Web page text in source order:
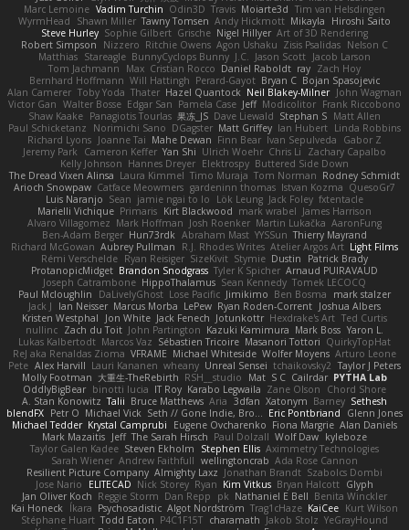
Marc Lemoine Vadim Turchin Odin3D Travis Moiarte3d Tim van Helsdingen
WyrmHead
Shawn Miller Tawny Tomsen Andy Hickmott Mikayla
Hiroshi Saito
Steve Hurley Sophie Gilbert Grische Nigel Hillyer Art of 3D Rendering
Robert Simpson
Nizzero Ritchie Owens Agon Ushaku Zisis Psalidas Nelson C
Matthias Stareagle BunnyCyclops Bunny J.C. Jason Scott Jacob Larson
Tom Jachmann
Max Cristian Rocco Daniel Raboldt ray Zach Hoy
Bernhard Hoffmann Will Hattingh Perard-Gayot Bryan C Bojan Spasojevic
Alan Camerer Toby Yoda Thater Hazel Quantock Neil Blakey-Milner John Wagman
Victor Gan Walter Bosse Edgar San Pamela Case Jeff Modicolitor Frank Riccobono
Shaw Kaake Panagiotis Tourlas 果冻_JS Dave Liewald Stephan S Matt Allen
Paul Schicketanz
Norimichi Sano DGagster Matt Griffey Ian Hubert Linda Robbins
Richard Lyons Joanne Tai Mahe Dewan Finn Bear Ivan Sepulveda
Gabor Z
Jeremy Park
Cameron Keffer Yan Shi Ulrich Woehr Chris Li
Zachary Capalbo
Kelly Johnson Hannes Dreyer Elektrospy Buttered Side Down
The Dread Vixen Alinsa Laura Kimmel Timo Muraja Tom Norman Rodney Schmidt
Arioch Snowpaw Catface Meowmers gardeninn thomas Istvan Kozma QuesoGr7
Luis Naranjo Sean jamie ngai to lo Lök Leung Jack Foley fxtentacle
Marielli Vichique Primaris Kirt Blackwood mark wrabel James Harrison
Alvaro Villagomez Mark Hoffman Josh Roenker Martin Lukačka AaronFung
Ben-Adam Berger Hun73rdk Abraham Mast YYSSun Thierry Mayrand
Richard McGowan Aubrey Pullman R.J. Rhodes Writes Atelier Argos Art Light Films
Rémi Verschelde Ryan Reisiger SizeKivit Stymie Dustin
Patrick Brady
ProtanopicMidget Brandon Snodgrass Tyler K Spicher Arnaud PUIRAVAUD
Joseph Catrambone HippoThalamus Sean Kennedy Tomek LECOCQ
Paul Mcloughlin
DaLivelyGhost Lose Pacific Jimikimo Ben Bosma
mark stalzer
Jack J
Ian Neisser Marcus Morba LePew Ryan Roden-Corrent Joshua Albers
Kristen Westphal
Jon White Jack Fenech Jotunkottr Hexdrake's Art Ted Curtis
nullinc Zach du Toit John Partington Kazuki Kamimura Mark Boss Yaron L.
Lukas Kalbertodt Marcos Vaz Sébastien Tricoire Masanori Tottori QuirkyTopHat
ReJ aka Renaldas Zioma VFRAME Michael Whiteside Wolfer Moyens Arturo Leone
Pete Alex Harvill Lauri Kananen wheany Unreal Sensei tchaikovsky2 Taylor J Peters
Molly Footman 大重生-TheRebirth RSH__studio Mat S C Cailrdar PYTHA Lab
OddlyBigBear binotti lucia IT Roy Karabo Legwaila Zane Olson
Chord Shore
A. Stan Konowitz Talii Bruce Matthews Aria 3dfan Xatonym Barney Sethesh
blendFX Petr O Michael Vick Seth // Gone Indie, Bro... Eric Pontbriand
Glenn Jones
Michael Tedder Krystal Camprubi Eugene Ovcharenko Fiona Margrie Alan Daniels
Mark Mazaitis Jeff The Sarah Hirsch Paul Dolzall Wolf Daw kyleboze
Taylor Galen Kadee Steven Ekholm Stephen Ellis Aximmetry Technologies
Sarah Wiener Andrew Faithfull wellingtoncrab Ada Rose Cannon
Resilient Picture Company Almighty Laxz Jonathan Brandt Szabolcs Dombi
Jose Nario
ELITECAD Nick Storey Ryan Kim Vitkus Bryan Halcott Glyph
Jan Oliver Koch Reggie Storm Dan Repp pk Nathaniel E Bell Benita Winckler
Kai Honeck Íkara Psychosadistic Algot Nordström Trag1cHaze KaiCee Kurt Wilson
Stéphane Huart Todd Eaton P4C1F15T charamath Jakob Stolz YeGrayHound